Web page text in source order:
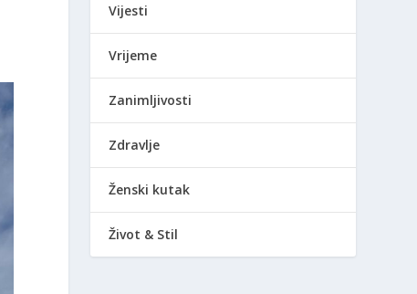
Vijesti
Vrijeme
Zanimljivosti
Zdravlje
Ženski kutak
Život & Stil